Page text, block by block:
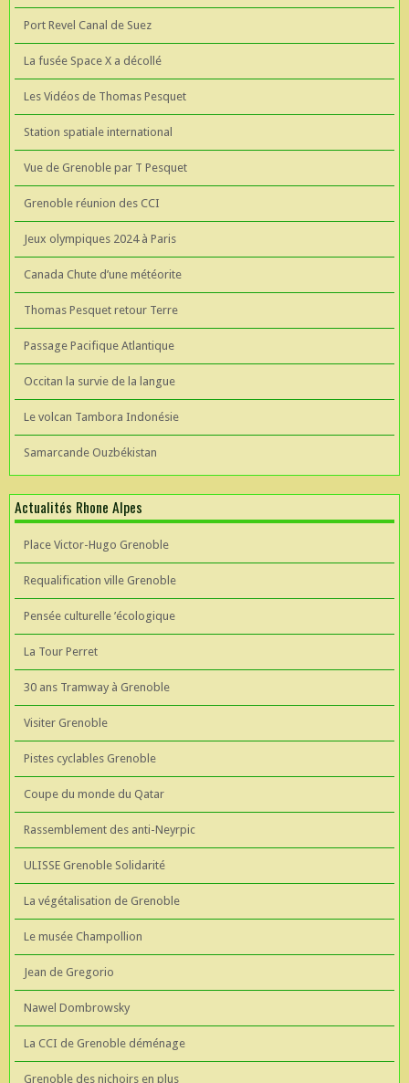
Port Revel Canal de Suez
La fusée Space X a décollé
Les Vidéos de Thomas Pesquet
Station spatiale international
Vue de Grenoble par T Pesquet
Grenoble réunion des CCI
Jeux olympiques 2024 à Paris
Canada Chute d’une météorite
Thomas Pesquet retour Terre
Passage Pacifique Atlantique
Occitan la survie de la langue
Le volcan Tambora Indonésie
Samarcande Ouzbékistan
Actualités Rhone Alpes
Place Victor-Hugo Grenoble
Requalification ville Grenoble
Pensée culturelle ’écologique
La Tour Perret
30 ans Tramway à Grenoble
Visiter Grenoble
Pistes cyclables Grenoble
Coupe du monde du Qatar
Rassemblement des anti-Neyrpic
ULISSE Grenoble Solidarité
La végétalisation de Grenoble
Le musée Champollion
Jean de Gregorio
Nawel Dombrowsky
La CCI de Grenoble déménage
Grenoble des nichoirs en plus